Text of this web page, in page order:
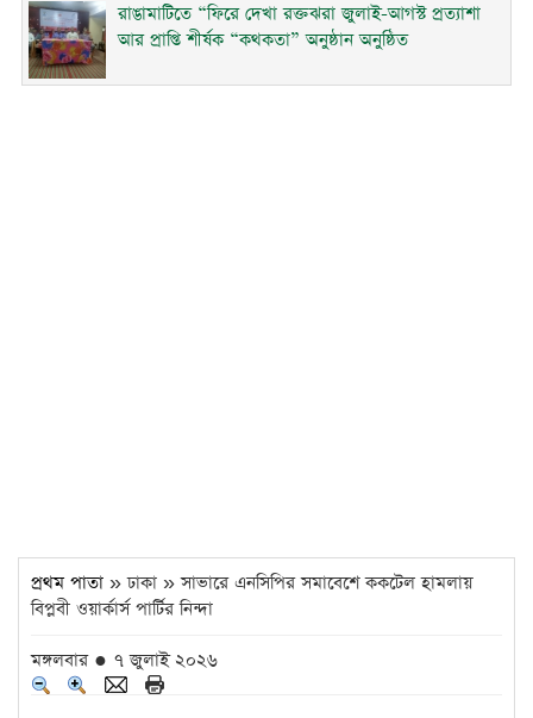
রাঙামাটিতে “ফিরে দেখা রক্তঝরা জুলাই-আগস্ট প্রত্যাশা
আর প্রাপ্তি শীর্ষক “কথকতা” অনুষ্ঠান অনুষ্ঠিত
প্রথম পাতা » ঢাকা » সাভারে এনসিপির সমাবেশে ককটেল হামলায়
বিপ্লবী ওয়ার্কার্স পার্টির নিন্দা
মঙ্গলবার ● ৭ জুলাই ২০২৬